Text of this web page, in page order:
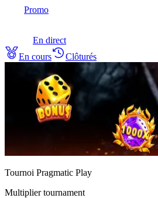
Promo
En direct
En cours
Clôturés
Tournoi Pragmatic Play
Multipliertournament